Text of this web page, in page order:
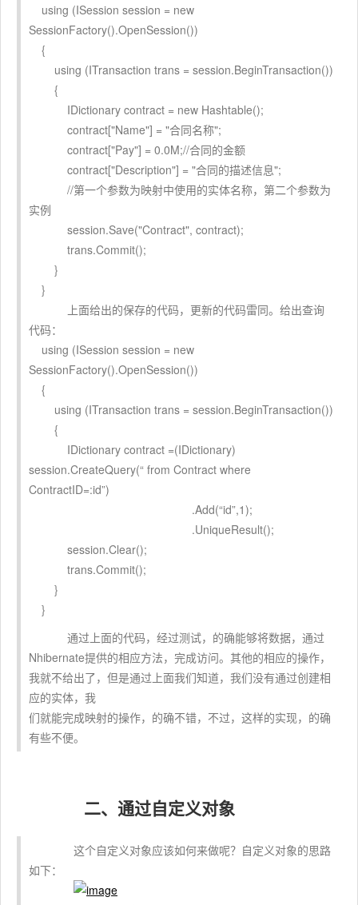
using (ISession session = new
SessionFactory().OpenSession())
{
using (ITransaction trans = session.BeginTransaction())
{
IDictionary contract = new Hashtable();
contract["Name"] = "合同名称";
contract["Pay"] = 0.0M;//合同的金额
contract["Description"] = "合同的描述信息";
//第一个参数为映射中使用的实体名称，第二个参数为
实例
session.Save("Contract", contract);
trans.Commit();
}
}
上面给出的保存的代码，更新的代码雷同。给出查询
代码：
using (ISession session = new
SessionFactory().OpenSession())
{
using (ITransaction trans = session.BeginTransaction())
{
IDictionary contract =(IDictionary)
session.CreateQuery(“ from Contract where
ContractID=:id”)
.Add(“id”,1);
.UniqueResult();
session.Clear();
trans.Commit();
}
}
通过上面的代码，经过测试，的确能够将数据，通过
Nhibernate提供的相应方法，完成访问。其他的相应的操作，
我就不给出了，但是通过上面我们知道，我们没有通过创建相
应的实体，我
们就能完成映射的操作，的确不错，不过，这样的实现，的确
有些不便。
二、通过自定义对象
这个自定义对象应该如何来做呢？自定义对象的思路
如下：